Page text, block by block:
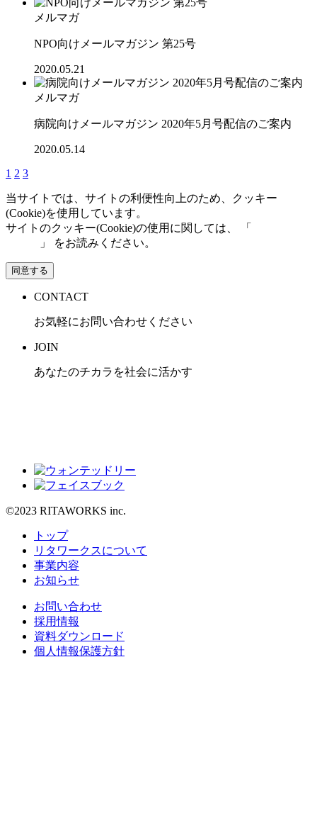
メルマガ
NPO向けメールマガジン 第25号
2020.05.21
メルマガ
病院向けメールマガジン 2020年5月号配信のご案内
2020.05.14
1 2 3
当サイトでは、サイトの利便性向上のため、クッキー
(Cookie)を使用しています。
サイトのクッキー(Cookie)の使用に関しては、 「
」 をお読みください。
同意する
CONTACT
お気軽にお問い合わせください
JOIN
あなたのチカラを社会に活かす
©2023 RITAWORKS inc.
トップ
リタワークスについて
事業内容
お知らせ
お問い合わせ
採用情報
資料ダウンロード
個人情報保護方針